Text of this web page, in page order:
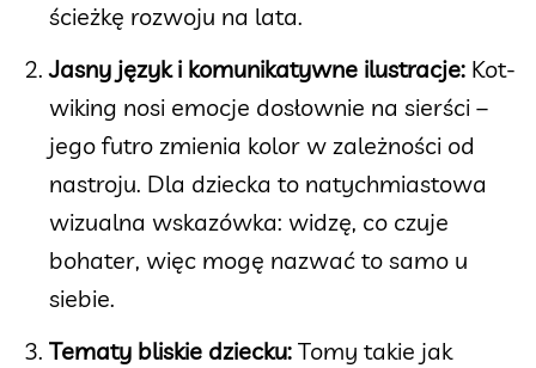
ścieżkę rozwoju na lata.
Jasny język i komunikatywne ilustracje: Kot-
wiking nosi emocje dosłownie na sierści –
jego futro zmienia kolor w zależności od
nastroju. Dla dziecka to natychmiastowa
wizualna wskazówka: widzę, co czuje
bohater, więc mogę nazwać to samo u
siebie.
Tematy bliskie dziecku: Tomy takie jak